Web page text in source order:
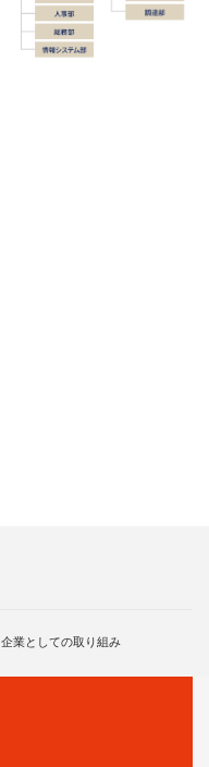
企業としての取り組み